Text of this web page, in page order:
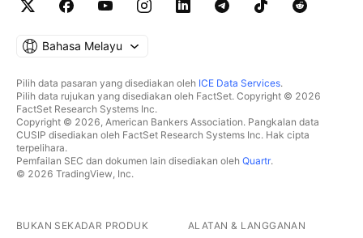
Bahasa Melayu
Pilih data pasaran yang disediakan oleh ICE Data Services.
Pilih data rujukan yang disediakan oleh FactSet. Copyright © 2026
FactSet Research Systems Inc.
Copyright © 2026, American Bankers Association. Pangkalan data
CUSIP disediakan oleh FactSet Research Systems Inc. Hak cipta
terpelihara.
Pemfailan SEC dan dokumen lain disediakan oleh Quartr.
© 2026 TradingView, Inc.
BUKAN SEKADAR PRODUK ALATAN & LANGGANAN